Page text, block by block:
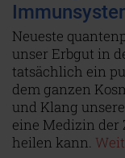
Neueste
unser Erbgut in
tatsächlich ein
dem ganzen
und Klang
eine Medizin der
heilen kann.